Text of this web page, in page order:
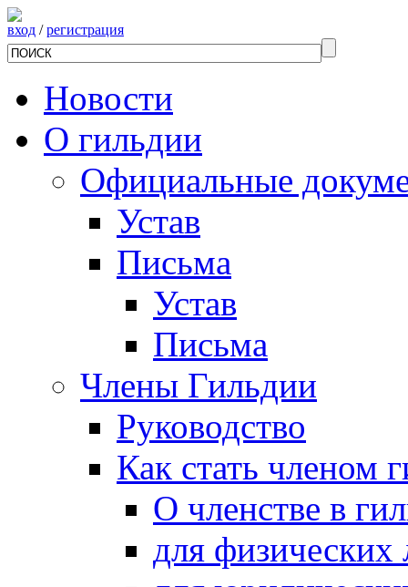
вход /регистрация
Новости
О гильдии
Официальные
Устав
Письма
Устав
Письма
Члены Гильдии
Руководство
Как стать членом
О членстве в
для физических